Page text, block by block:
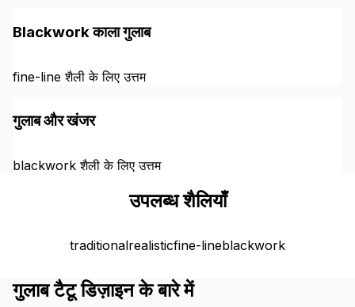
Blackwork काला गुलाब
fine-line शैली के लिए उत्तम
गुलाब और खंजर
blackwork शैली के लिए उत्तम
उपलब्ध शैलियाँ
traditionalrealisticfine-lineblackwork
गुलाब टैटू डिज़ाइन के बारे में